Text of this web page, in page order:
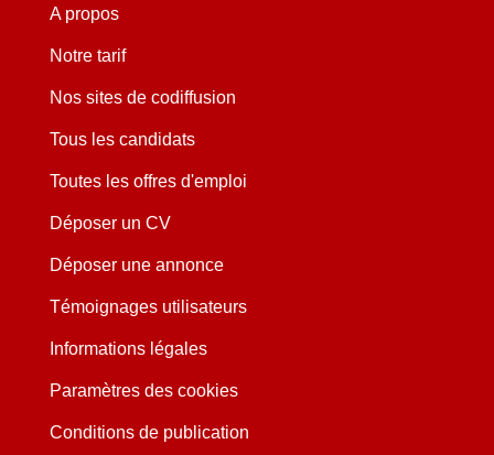
A propos
Notre tarif
Nos sites de codiffusion
Tous les candidats
Toutes les offres d'emploi
Déposer un CV
Déposer une annonce
Témoignages utilisateurs
Informations légales
Paramètres des cookies
Conditions de publication